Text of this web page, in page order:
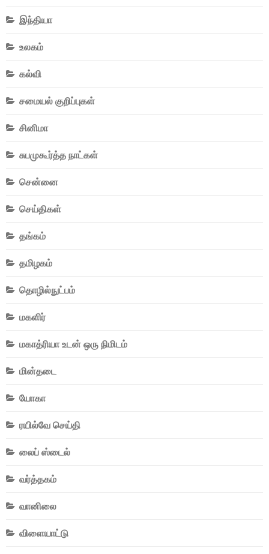
இந்தியா
உலகம்
கல்வி
சமையல் குறிப்புகள்
சினிமா
சுபமுகூர்த்த நாட்கள்
சென்னை
செய்திகள்
தங்கம்
தமிழகம்
தொழில்நுட்பம்
மகளிர்
மகாத்ரியா உடன் ஒரு நிமிடம்
மின்தடை
யோகா
ரயில்வே செய்தி
லைப் ஸ்டைல்
வர்த்தகம்
வானிலை
விளையாட்டு